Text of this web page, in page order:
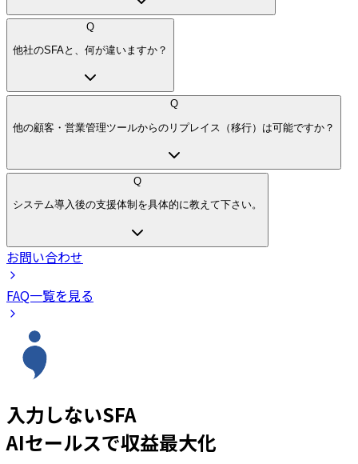
Q
他社のSFAと、何が違いますか？
Q
他の顧客・営業管理ツールからのリプレイス（移行）は可能ですか？
Q
システム導入後の支援体制を具体的に教えて下さい。
お問い合わせ
FAQ一覧を見る
入力しないSFA
AIセールスで収益最大化